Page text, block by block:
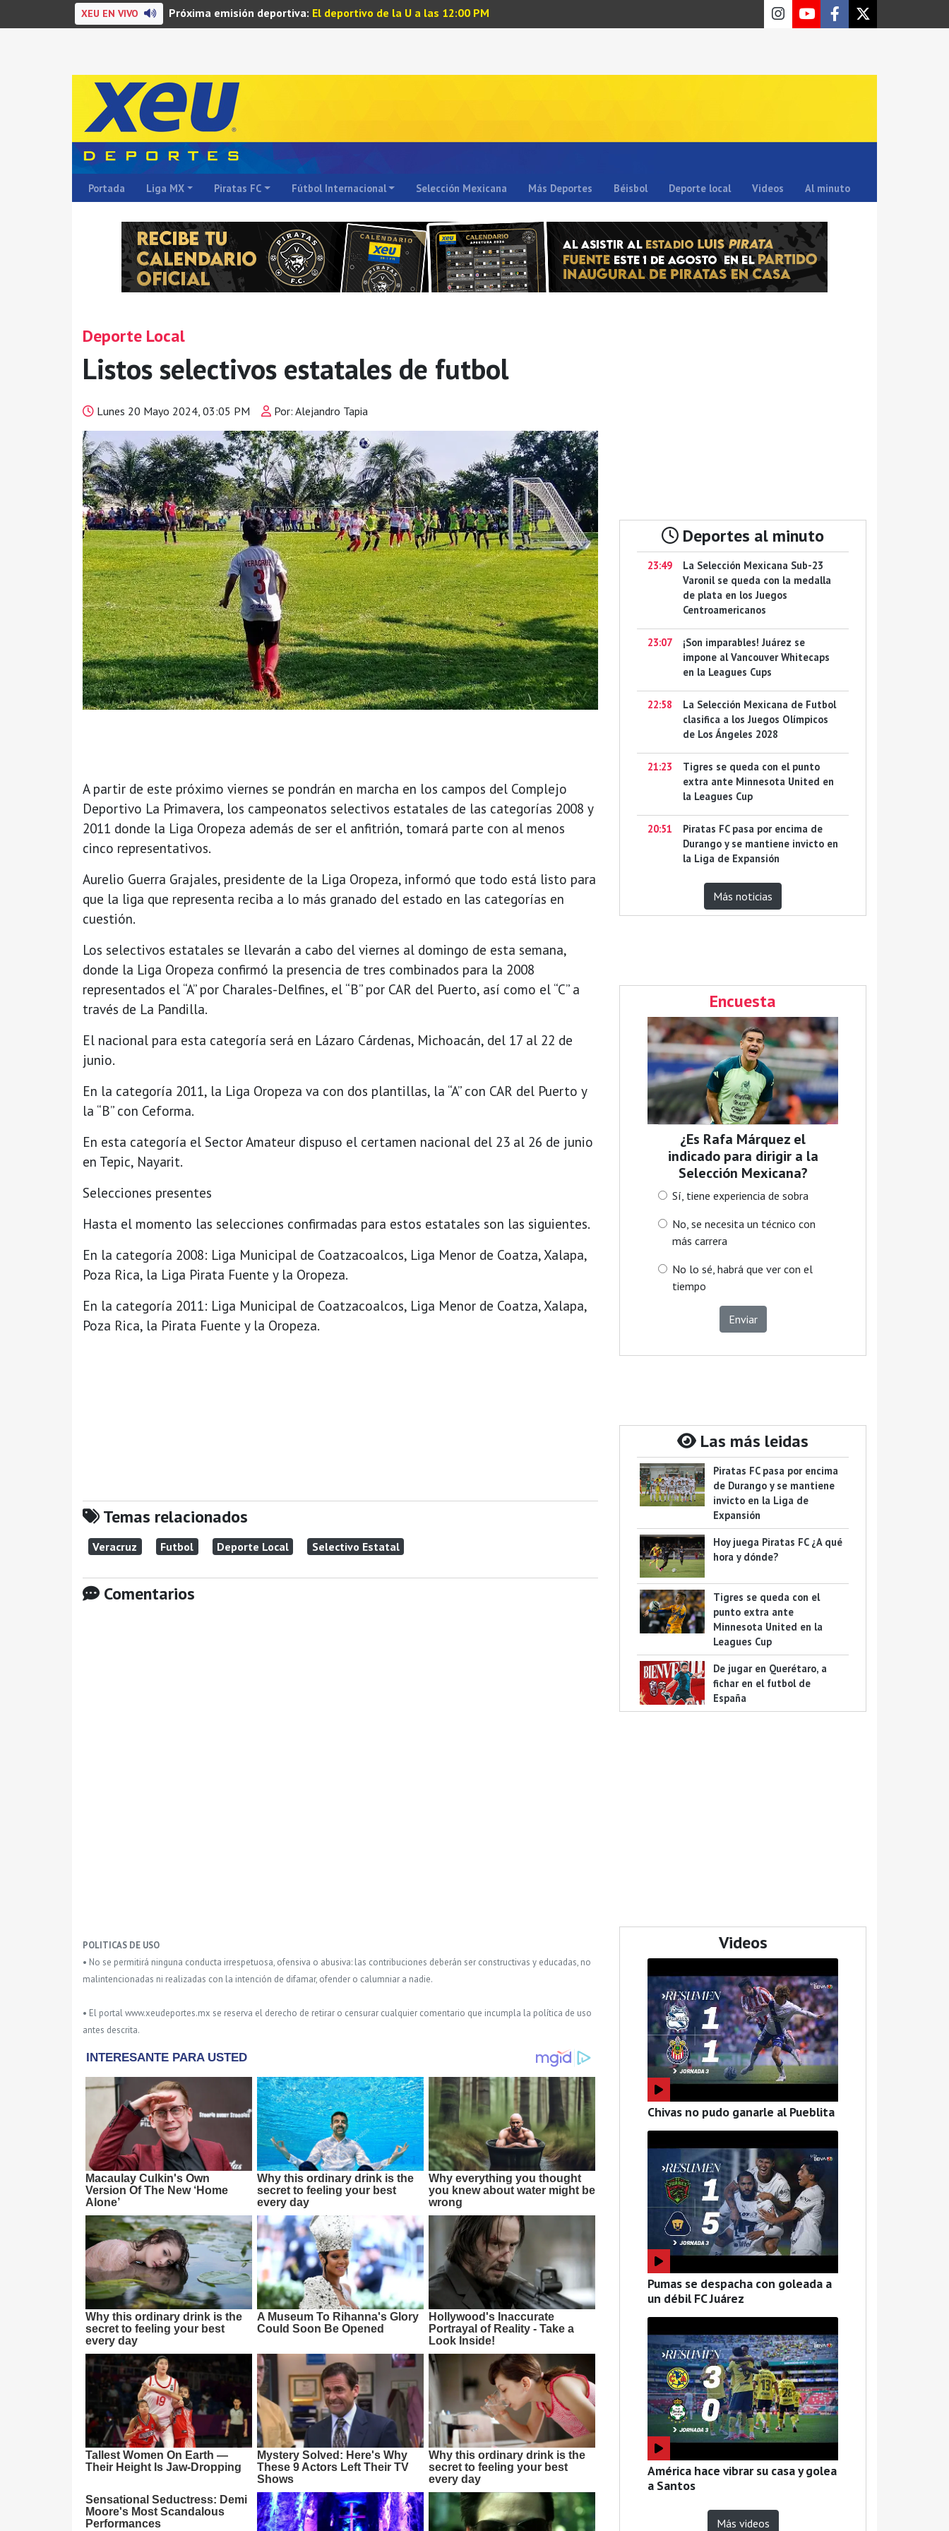
XEU EN VIVO Próxima emisión deportiva: El deportivo de la U a las 12:00 PM
Portada Liga MX Piratas FC Fútbol Internacional Selección Mexicana Más Deportes Béisbol Deporte local Videos Al minuto
Deporte Local
Listos selectivos estatales de futbol
Lunes 20 Mayo 2024, 03:05 PM Por: Alejandro Tapia
A partir de este próximo viernes se pondrán en marcha en los campos del Complejo
Deportivo La Primavera, los campeonatos selectivos estatales de las categorías 2008 y
2011 donde la Liga Oropeza además de ser el anfitrión, tomará parte con al menos
cinco representativos.
Aurelio Guerra Grajales, presidente de la Liga Oropeza, informó que todo está listo para
que la liga que representa reciba a lo más granado del estado en las categorías en
cuestión.
Los selectivos estatales se llevarán a cabo del viernes al domingo de esta semana,
donde la Liga Oropeza confirmó la presencia de tres combinados para la 2008
representados el “A” por Charales-Delfines, el “B” por CAR del Puerto, así como el “C” a
través de La Pandilla.
El nacional para esta categoría será en Lázaro Cárdenas, Michoacán, del 17 al 22 de
junio.
En la categoría 2011, la Liga Oropeza va con dos plantillas, la “A” con CAR del Puerto y
la “B” con Ceforma.
En esta categoría el Sector Amateur dispuso el certamen nacional del 23 al 26 de junio
en Tepic, Nayarit.
Selecciones presentes
Hasta el momento las selecciones confirmadas para estos estatales son las siguientes.
En la categoría 2008: Liga Municipal de Coatzacoalcos, Liga Menor de Coatza, Xalapa,
Poza Rica, la Liga Pirata Fuente y la Oropeza.
En la categoría 2011: Liga Municipal de Coatzacoalcos, Liga Menor de Coatza, Xalapa,
Poza Rica, la Pirata Fuente y la Oropeza.
Temas relacionados
Veracruz Futbol Deporte Local Selectivo Estatal
Comentarios
POLITICAS DE USO
• No se permitirá ninguna conducta irrespetuosa, ofensiva o abusiva: las contribuciones deberán ser constructivas y educadas, no
malintencionadas ni realizadas con la intención de difamar, ofender o calumniar a nadie.
• El portal www.xeudeportes.mx se reserva el derecho de retirar o censurar cualquier comentario que incumpla la política de uso
antes descrita.
Deportes al minuto
23:49
La Selección Mexicana Sub-23
Varonil se queda con la medalla
de plata en los Juegos
Centroamericanos
23:07
¡Son imparables! Juárez se
impone al Vancouver Whitecaps
en la Leagues Cups
22:58
La Selección Mexicana de Futbol
clasifica a los Juegos Olímpicos
de Los Ángeles 2028
21:23
Tigres se queda con el punto
extra ante Minnesota United en
la Leagues Cup
20:51
Piratas FC pasa por encima de
Durango y se mantiene invicto en
la Liga de Expansión
Más noticias
Encuesta
¿Es Rafa Márquez el
indicado para dirigir a la
Selección Mexicana?
Sí, tiene experiencia de sobra
No, se necesita un técnico con
más carrera
No lo sé, habrá que ver con el
tiempo
Enviar
Las más leidas
Piratas FC pasa por encima
de Durango y se mantiene
invicto en la Liga de
Expansión
Hoy juega Piratas FC ¿A qué
hora y dónde?
Tigres se queda con el
punto extra ante
Minnesota United en la
Leagues Cup
De jugar en Querétaro, a
fichar en el futbol de
España
Videos
Chivas no pudo ganarle al Pueblita
Pumas se despacha con goleada a
un débil FC Juárez
América hace vibrar su casa y golea
a Santos
Más videos